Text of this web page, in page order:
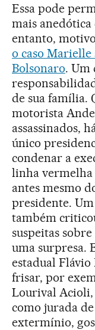
Essa pode
mais anedótica
entanto,
o caso
Bolsonaro. Um
de sua família.
motorista
assassinados,
único
condenar a
linha
antes mesmo
presidente.
também
suspeitas
uma surpresa.
estadual
frisar, por
Lourival Acioli,
como jurada
extermínio,